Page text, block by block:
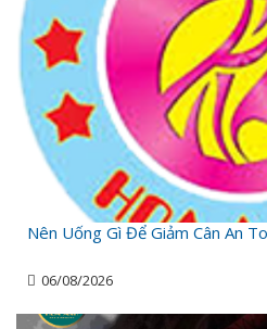
Nên Uống Gì Để Giảm Cân An
06/08/2026